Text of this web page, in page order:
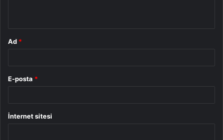
Ad *
E-posta *
İnternet sitesi